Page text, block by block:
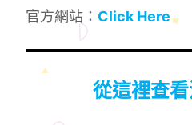
官方網站： Click Here
從這裡查